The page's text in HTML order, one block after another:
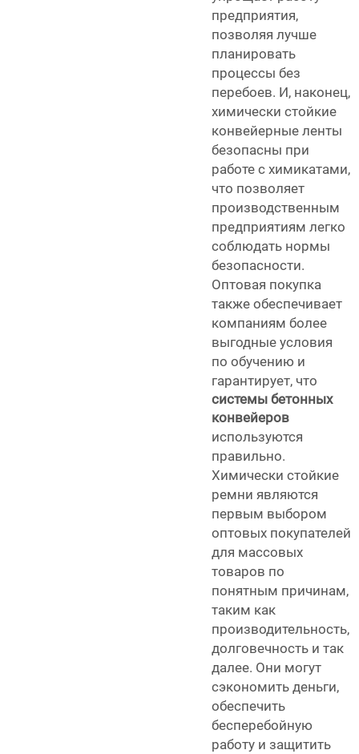
предприятия,
позволяя лучше
планировать
процессы без
перебоев. И, наконец,
химически стойкие
конвейерные ленты
безопасны при
работе с химикатами,
что позволяет
производственным
предприятиям легко
соблюдать нормы
безопасности.
Оптовая покупка
также обеспечивает
компаниям более
выгодные условия
по обучению и
гарантирует, что
системы бетонных
конвейеров
используются
правильно.
Химически стойкие
ремни являются
первым выбором
оптовых покупателей
для массовых
товаров по
понятным причинам,
таким как
производительность,
долговечность и так
далее. Они могут
сэкономить деньги,
обеспечить
бесперебойную
работу и защитить